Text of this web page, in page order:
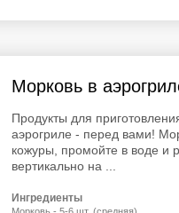
Морковь в
Продукты для
аэрогриле - перед вами!
кожуры, промойте в воде и
вертикально на ...
Ингредиенты
Морковь - 5-6 шт. (средняя)